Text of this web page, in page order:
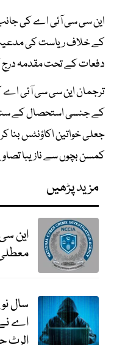
این سی سی آئی اے کی
کے خلاف ریاست کی
دفعات کے تحت مقدمہ درج
ترجمان این سی سی آئی اے
کے جنسی استحصال کے
جعلی خواتین اکاؤنٹس بنا
کمسن بچوں سے نازیبا
مزید پڑھیں
این
سال
اے نے
الرٹ